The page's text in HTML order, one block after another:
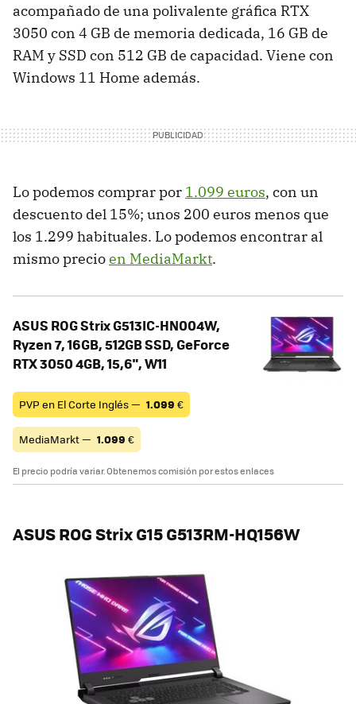
acompañado de una polivalente gráfica RTX
3050 con 4 GB de memoria dedicada, 16 GB de
RAM y SSD con 512 GB de capacidad. Viene con
Windows 11 Home además.
Lo podemos comprar por 1.099 euros, con un
descuento del 15%; unos 200 euros menos que
los 1.299 habituales. Lo podemos encontrar al
mismo precioen MediaMarkt.
ASUS ROG Strix G513IC-HN004W,
Ryzen 7, 16GB, 512GB SSD, GeForce
RTX 3050 4GB, 15,6", W11
PVP en El Corte Inglés — 1.099 €
MediaMarkt — 1.099 €
El precio podría variar. Obtenemos comisión por estos enlaces
ASUS ROG Strix G15 G513RM-HQ156W